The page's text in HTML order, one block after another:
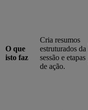
O que
isto faz
Cria resumos
estruturados da
sessão e etapas
de ação.